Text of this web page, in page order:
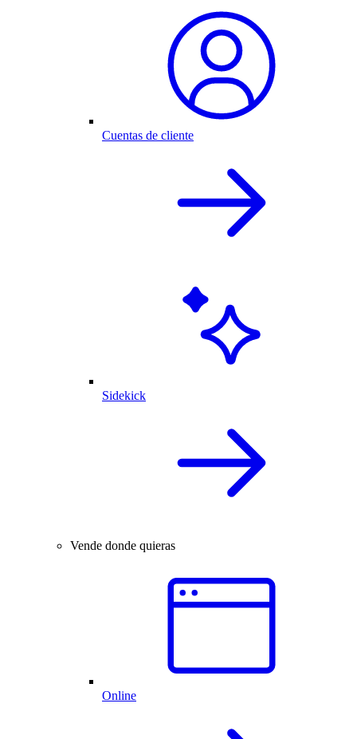
Cuentas de cliente
Sidekick
Vende donde quieras
Online